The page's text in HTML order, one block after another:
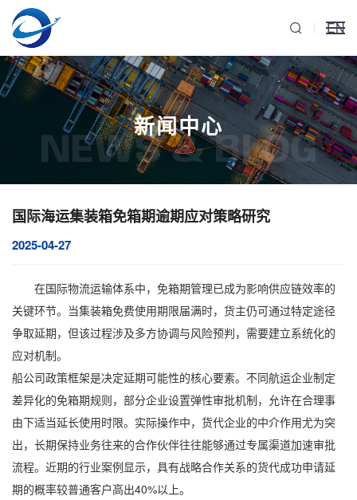
EN
新闻中心
NEWS & BLOG
国际海运集装箱免箱期逾期应对策略研究
2025-04-27
在国际物流运输体系中，免箱期管理已成为影响供应链效率的
关键环节。当集装箱免费使用期限届满时，货主仍可通过特定途径
争取延期，但该过程涉及多方协调与风险预判，需要建立系统化的
应对机制。
船公司政策框架是决定延期可能性的核心要素。不同航运企业制定
差异化的免箱期规则，部分企业设置弹性审批机制，允许在合理事
由下适当延长使用时限。实际操作中，货代企业的中介作用尤为突
出，长期保持业务往来的合作伙伴往往能够通过专属渠道加速审批
流程。近期的行业案例显示，具有战略合作关系的货代成功申请延
期的概率较普通客户高出40%以上。